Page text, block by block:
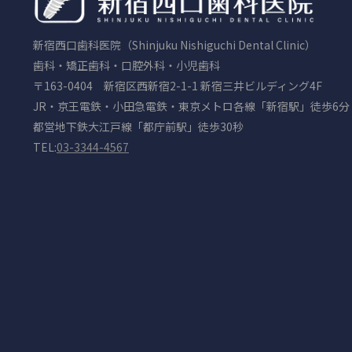
新宿西口歯科医院（Shinjuku Nishiguchi Dental Clinic）
歯科・矯正歯科・口腔外科・小児歯科
〒163-0404 新宿区西新宿2-1-1 新宿三井ビルディング4F
JR・京王電鉄・小田急電鉄・東京メトロ各線「新宿駅」徒歩6分
都営地下鉄大江戸線「都庁前駅」徒歩30秒
TEL:03-3344-4567